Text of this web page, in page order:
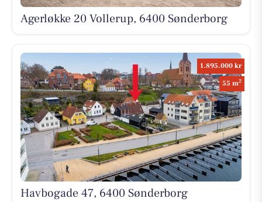
Agerløkke 20 Vollerup, 6400 Sønderborg
1.895.000 kr
55 m2
Havbogade 47, 6400 Sønderborg